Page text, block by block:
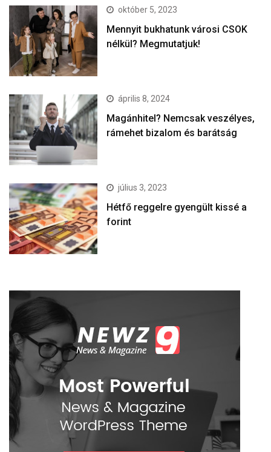
október 5, 2023
Mennyit bukhatunk városi CSOK
nélkül? Megmutatjuk!
április 8, 2024
Magánhitel? Nemcsak veszélyes,
rámehet bizalom és barátság
július 3, 2023
Hétfő reggelre gyengült kissé a
forint